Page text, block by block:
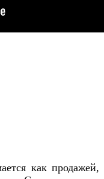
как продажей,